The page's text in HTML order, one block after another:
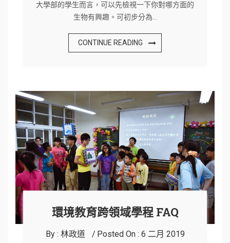
大學部的學生而言，可以先檢視一下你對哪方面的
生物有興趣。可初步分為…
CONTINUE READING
環境教育跨領域學程 FAQ
By : 林政道 Posted On : 6 二月 2019